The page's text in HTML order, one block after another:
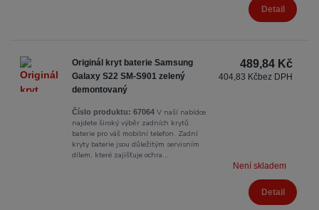
Detail
Originál kryt baterie Samsung
Galaxy S22 SM-S901 zelený
demontovaný
Číslo produktu: 67064V naší nabídce
najdete široký výběr zadních krytů
baterie pro váš mobilní telefon. Zadní
kryty baterie jsou důležitým servisním
dílem, které zajišťuje ochra...
489,84 Kč
404,83 Kčbez DPH
Není skladem
Detail